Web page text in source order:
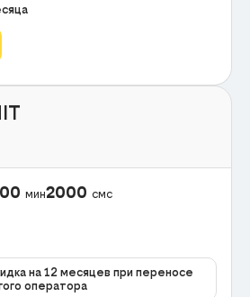
мин2000 смс
на 12 месяцев при переносе
оператора